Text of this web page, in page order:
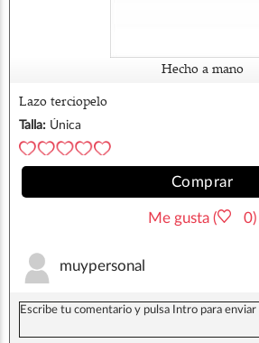
Hecho a mano
Lazo terciopelo
Talla: Única
Comprar
Me gusta ( 0)
muypersonal